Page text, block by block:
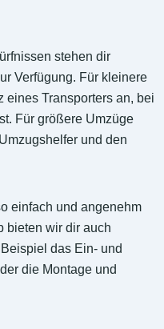
stehen dir
Verfügung. Für kleinere
eines Transporters an, bei
Für größere Umzüge
und den
einfach und angenehm
bieten wir dir auch
das Ein- und
die Montage und